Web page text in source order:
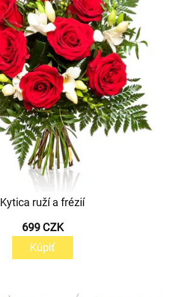
Kytica ruží a frézií
699 CZK
Kúpiť